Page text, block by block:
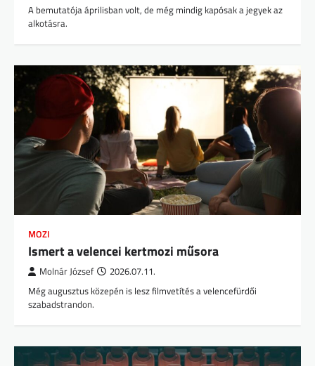
A bemutatója áprilisban volt, de még mindig kapósak a jegyek az
alkotásra.
MOZI
Ismert a velencei kertmozi műsora
Molnár József 2026.07.11.
Még augusztus közepén is lesz filmvetítés a velencefürdői
szabadstrandon.